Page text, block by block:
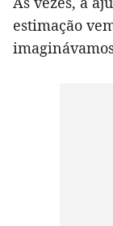
estimação